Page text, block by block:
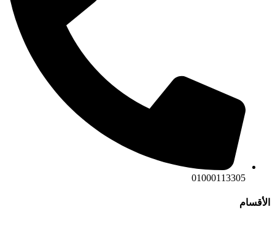
01000113305
الأقسام